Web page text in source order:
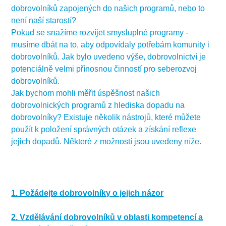
práci v zahraničí se účastníme interkulturního
vzdělávání
. K tomu dochází vždy, když se vystavujeme
novému prostředí - když jsme "out of the box".
Tím, že se setkáváme s novými lidmi z různých zemí a
společenství, vlastně poznáváme nové souvislosti,
země, kultury a to nejdůležitější - sami sebe.
Získané
zkušenosti a znalosti, rozvinuté dovednosti a vše, čeho
díky dobrovolnictví dosáhneme, nám dává zelenou při
hledání práce a kariérním postupu, stejně jako v
jakémkoli jiném prostředí.
Připojte se k dobrovolnické komunitě a uvidíte její
přínosy!
dobrovolníků zapojených do našich programů, nebo to
není naší starostí?
Pokud se snažíme rozvíjet smysluplné programy -
musíme dbát na to, aby odpovídaly potřebám komunity i
dobrovolníků. Jak bylo uvedeno výše, dobrovolnictví je
potenciálně velmi přínosnou činností pro seberozvoj
dobrovolníků.
Jak bychom mohli měřit úspěšnost našich
dobrovolnických programů z hlediska dopadu na
dobrovolníky? Existuje několik nástrojů, které můžete
použít k položení správných otázek a získání reflexe
jejich dopadů. Některé z možností jsou uvedeny níže.
1. Požádejte dobrovolníky o jejich názor
toho, zda je využíváte správným způsobem. Je pro ně
2. Vzdělávání dobrovolníků v oblasti kompetencí a